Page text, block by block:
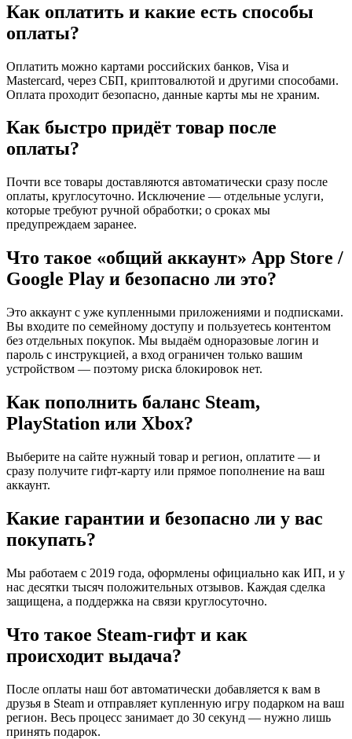
Как оплатить и какие есть способы
оплаты?
Оплатить можно картами российских банков, Visa и
Mastercard, через СБП, криптовалютой и другими способами.
Оплата проходит безопасно, данные карты мы не храним.
Как быстро придёт товар после
оплаты?
Почти все товары доставляются автоматически сразу после
оплаты, круглосуточно. Исключение — отдельные услуги,
которые требуют ручной обработки; о сроках мы
предупреждаем заранее.
Что такое «общий аккаунт» App Store /
Google Play и безопасно ли это?
Это аккаунт с уже купленными приложениями и подписками.
Вы входите по семейному доступу и пользуетесь контентом
без отдельных покупок. Мы выдаём одноразовые логин и
пароль с инструкцией, а вход ограничен только вашим
устройством — поэтому риска блокировок нет.
Как пополнить баланс Steam,
PlayStation или Xbox?
Выберите на сайте нужный товар и регион, оплатите — и
сразу получите гифт-карту или прямое пополнение на ваш
аккаунт.
Какие гарантии и безопасно ли у вас
покупать?
Мы работаем с 2019 года, оформлены официально как ИП, и у
нас десятки тысяч положительных отзывов. Каждая сделка
защищена, а поддержка на связи круглосуточно.
Что такое Steam-гифт и как
происходит выдача?
После оплаты наш бот автоматически добавляется к вам в
друзья в Steam и отправляет купленную игру подарком на ваш
регион. Весь процесс занимает до 30 секунд — нужно лишь
принять подарок.